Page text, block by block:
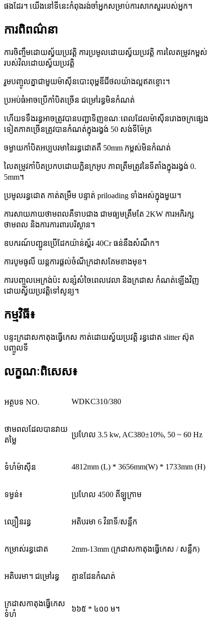
ផងដែរ។ យើងនៅទីនេះកំពុងរង់ចាំអ្នកសម្រាប់ការសាកសួររបស់អ្នក។
ការពិពណ៌នា
ការចិញ្ចឹមដោយស្វ័យប្រវត្តិ ការប្រមូលដោយស្វ័យប្រវត្តិ ការលៃតម្រូវកម្ពស់
របស់វិលដោយស្វ័យប្រវត្តិ
រួមបញ្ចូលគ្នាជាមួយម៉ាស៊ីនបោះពុម្ពឌីជីថលយ៉ាងល្អឥតខ្ចោះ។
ប្រអប់ធំអាចប្រើកាំបិតច្រើន ជម្រៅរន្ធមិនកំណត់
ហើយទទឹងរន្ធអាចត្រូវបានបញ្ជាទិញខណៈពេលដែលម៉ាស៊ីនរោងចក្រផ្សេង
ទៀតភាគច្រើនត្រូវបានកំណត់ក្នុងរង្វង់ 50 សង់ទីម៉ែត្រ
ចម្ងាយកាំបិតអប្បបរមានៃរន្ធដោតគឺ 50mm កម្ពស់មិនកំណត់
លៃតម្រូវកាំបិតប្រកបដោយក្លិនក្រអូប ភាពត្រឹមត្រូវនៃទីតាំងក្នុងរង្វង់ 0.
5mm។
ប្រមូលរន្ធដោត កាត់តម្រឹម បន្ទាត់ priloading ទាំងអស់ក្នុងមួយ។
ការសាយភាយថាមពលគឺទាបជាង ជាមធ្យមត្រឹមតែ 2KW ការអភិរក្ស
ថាមពល និងការការពារបរិស្ថាន។
ឧបករណ៍បញ្ជូនប្រើដែកយ៉ាន់ស្ព័រ 40Cr ធន់នឹងសំណឹក។
ការបូមធូលី យន្តការផ្តល់ចំណីក្រដាសគែមខាងមុខ។
ការបញ្ចូលអេក្រង់ប៉ះ សន្សំសំចៃពេលវេលា និងក្រដាស កំណត់ឡើងវិញ
ដោយស្វ័យប្រវត្តិទៅសូន្យ។
កម្មវិធី៖
បន្ទះក្រដាសកាតុងធ្វើកេស កាត់ដោយស្វ័យប្រវត្តិ រន្ធដោត slitter ស៊ុត
បញ្ចូលទី
លក្ខណៈ​ពិសេស៖
អត្ថបទ NO. WDKC310/380
ថាមពលដែលបានវាយ
តម្លៃ
ប្រហែល 3.5 kw, AC380±10%, 50 ~ 60 Hz
ទំហំម៉ាស៊ីន 4812mm (L) * 3656mm(W) * 1733mm (H)
ទម្ងន់៖ ប្រហែល 4500 គីឡូក្រាម
ល្បឿនរន្ធ អតិបរមា 6 វិនាទី/សន្លឹក
កម្រាស់រន្ធដោត 2mm-13mm (ក្រដាសកាតុងធ្វើកេស / សន្លឹក)
អតិបរមា។ ជម្រៅរន្ធ គ្មានដែនកំណត់
ក្រដាសកាតុងធ្វើកេស
ទំហំ
៦៦៥ * ៤០០ ម។